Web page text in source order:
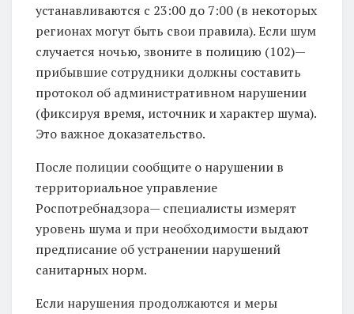
устанавливаются с 23:00 до 7:00 (в некоторых
регионах могут быть свои правила). Если шум
случается ночью, звоните в полицию (102)—
прибывшие сотрудники должны составить
протокол об административном нарушении
(фиксируя время, источник и характер шума).
Это важное доказательство.
После полиции сообщите о нарушении в
территориальное управление
Роспотребнадзора— специалисты измерят
уровень шума и при необходимости выдают
предписание об устранении нарушений
санитарных норм.
Если нарушения продолжаются и меры